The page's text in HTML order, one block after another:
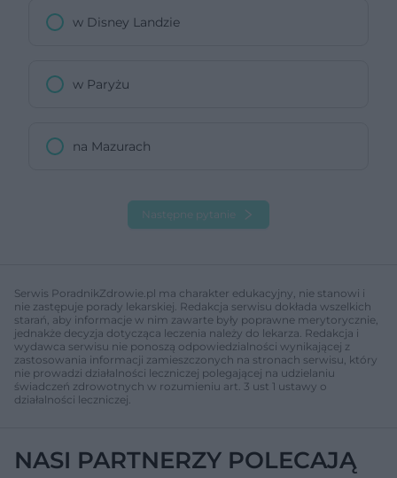
w Disney Landzie
w Paryżu
na Mazurach
Następne pytanie
Serwis PoradnikZdrowie.pl ma charakter edukacyjny, nie stanowi i
nie zastępuje porady lekarskiej. Redakcja serwisu dokłada wszelkich
starań, aby informacje w nim zawarte były poprawne merytorycznie,
jednakże decyzja dotycząca leczenia należy do lekarza. Redakcja i
wydawca serwisu nie ponoszą odpowiedzialności wynikającej z
zastosowania informacji zamieszczonych na stronach serwisu, który
nie prowadzi działalności leczniczej polegającej na udzielaniu
świadczeń zdrowotnych w rozumieniu art. 3 ust 1 ustawy o
działalności leczniczej.
NASI PARTNERZY POLECAJĄ